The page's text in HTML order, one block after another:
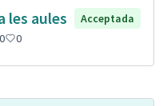
les aules
Acceptada
0 0